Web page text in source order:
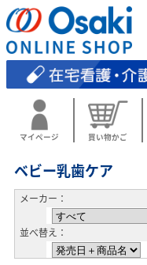
マイページ 買い物かご
ベビー乳歯ケア
メーカー：
並べ替え：